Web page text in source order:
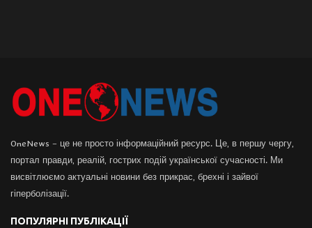
OneNews – це не просто інформаційний ресурс. Це, в першу чергу,
портал правди, реалій, гострих подій української сучасності. Ми
висвітлюємо актуальні новини без прикрас, брехні і зайвої
гіперболізації.
ПОПУЛЯРНІ ПУБЛІКАЦІЇ